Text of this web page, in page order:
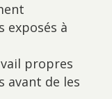
exposés à
propres
avant de les